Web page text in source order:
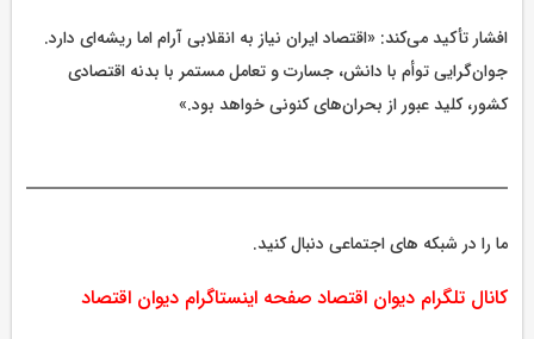
افشار تأکید می‌کند: «اقتصاد ایران نیاز به انقلابی آرام اما ریشه‌ای دارد.
جوان‌گرایی توأم با دانش، جسارت و تعامل مستمر با بدنه اقتصادی
کشور، کلید عبور از بحران‌های کنونی خواهد بود.»
ما را در شبکه های اجتماعی دنبال کنید.
کانال تلگرام دیوان اقتصاد صفحه اینستاگرام دیوان اقتصاد